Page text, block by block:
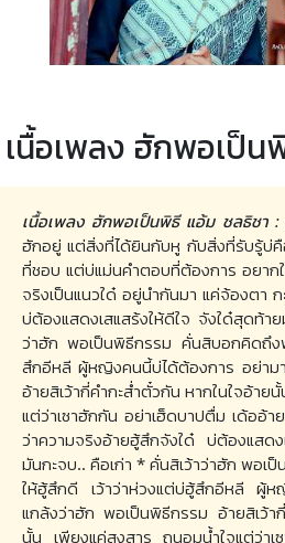
เนื้อเพลง ฮักพอเป็น
เนื้อเพลง ฮักพอเป็นพิธี แอ้ม ชลธิชา :
ฮักอยู่ แต่สิ่งที่ได้ยินกับหู กับสิ่งที่รับรู้บ่
ที่ชอบ แต่บ่แม่นคำตอบที่ต้องการ อยาก
จริงเป็นแนวใด๋ อยู่นำกันมา แค่จ้องตา
บ่ต้องแสดงเสแสร้งให้ดีใจ จังใด๋สุดท้า
ว่าฮัก พอเป็นพิธีกรรม คั่นสิบอกคิดถึง
สึกอีหลี ผู้หญิงคนนี้บ่ได้ต้องการ อย่าม
อ้ายสิเว้ากี่คำกะส่ำตั๋วกัน หากในใจอ้าย
แต่ว่าเซาฮักกัน อย่าเฮ็ดบาปตื่ม เด้ออ้
ว่าความจริงอ้ายฮู้สึกจังใด๋ บ่ต้องแสด
มันกะจบ.. คือเก่า * คั่นสิเว้าว่าฮัก พอ
ให้ฮู้สึกดี เว้าว่าห่วงแต่บ่ฮู้สึกอีหลี ผู้
แกล้งว่าฮัก พอเป็นพิธีกรรม อ้ายสิเว้า
นั้น เพียงแค่สงสาร ถนอมน้ำใจแต่ว่า